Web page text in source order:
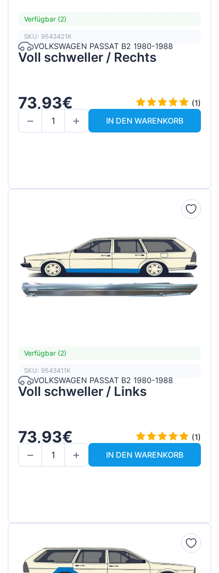
Verfügbar (2)
SKU: 9543421K
VOLKSWAGEN PASSAT B2 1980-1988
Voll schweller / Rechts
73,93€
(1)
IN DEN WARENKORB
Verfügbar (2)
SKU: 9543411K
VOLKSWAGEN PASSAT B2 1980-1988
Voll schweller / Links
73,93€
(1)
IN DEN WARENKORB